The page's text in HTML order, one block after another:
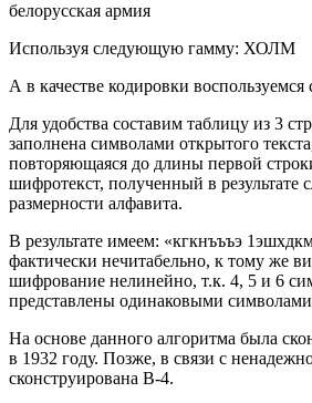
белорусская армия
Используя следующую гамму: ХОЛМ
А в качестве кодировки
Для удобства составим таблицу из 3
заполнена символами открытого
повторяющаяся до длины первой
шифротекст, полученный в результате
размерности алфавита.
В результате имеем: «кгкнъъъэ
фактически нечитабельно, к тому же
шифрование нелинейно, т.к. 4, 5 и 6
представлены одинаковыми
На основе данного алгоритма была
в 1932 году. Позже, в связи с
сконструирована В-4.